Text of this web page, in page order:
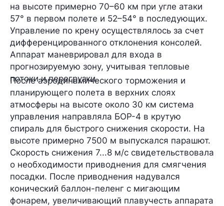
на высоте примерно 70–60 км при угле атаки
57° в первом полете и 52–54° в последующих.
Управление по крену осуществлялось за счет
дифференцированного отклонения консолей.
Аппарат маневрировал для входа в
прогнозируемую зону, учитывая тепловые
потоки и перегрузки.
После аэродинамического торможения и
планирующего полета в верхних слоях
атмосферы на высоте около 30 км система
управления направляла БОР-4 в крутую
спираль для быстрого снижения скорости. На
высоте примерно 7500 м выпускался парашют.
Скорость снижения 7...8 м/с свидетельствовала
о необходимости приводнения для смягчения
посадки. После приводнения надувался
конический баллон-пеленг с мигающим
фонарем, увеличивающий плавучесть аппарата